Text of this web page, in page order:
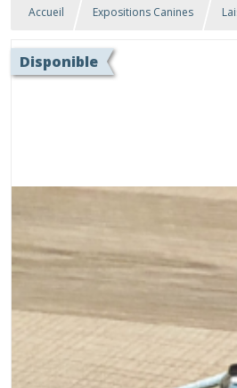
Accueil Expositions Canines
Disponible